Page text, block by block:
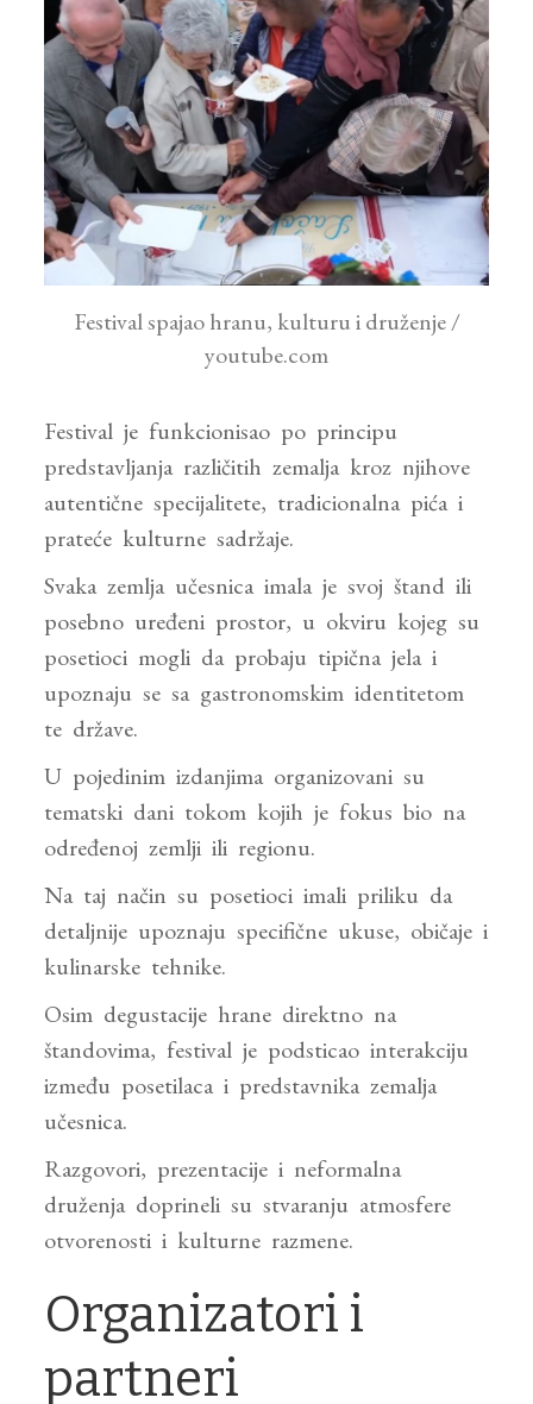
Festival spajao hranu, kulturu i druženje /
youtube.com
Festival je funkcionisao po principu
predstavljanja različitih zemalja kroz njihove
autentične specijalitete, tradicionalna pića i
prateće kulturne sadržaje.
Svaka zemlja učesnica imala je svoj štand ili
posebno uređeni prostor, u okviru kojeg su
posetioci mogli da probaju tipična jela i
upoznaju se sa gastronomskim identitetom
te države.
U pojedinim izdanjima organizovani su
tematski dani tokom kojih je fokus bio na
određenoj zemlji ili regionu.
Na taj način su posetioci imali priliku da
detaljnije upoznaju specifične ukuse, običaje i
kulinarske tehnike.
Osim degustacije hrane direktno na
štandovima, festival je podsticao interakciju
između posetilaca i predstavnika zemalja
učesnica.
Razgovori, prezentacije i neformalna
druženja doprineli su stvaranju atmosfere
otvorenosti i kulturne razmene.
Organizatori i
partneri